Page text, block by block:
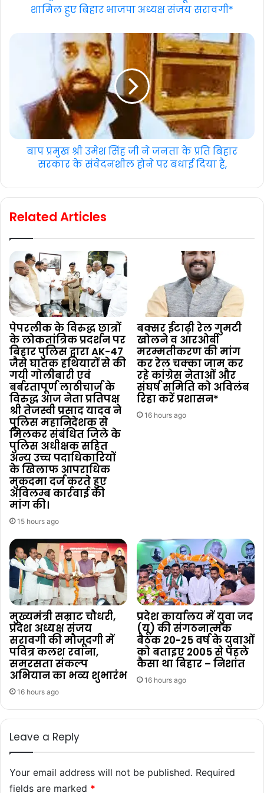
शामिल हुए बिहार भाजपा अध्यक्ष संजय सरावगी*
बाप प्रमुख श्री उमेश सिंह जी ने जनता के प्रति बिहार
सरकार के संवेदनशील होने पर बधाई दिया है,
Related Articles
पेपरलीक के विरुद्ध छात्रों
के लोकतांत्रिक प्रदर्शन पर
बिहार पुलिस द्वारा AK-47
जैसे घातक हथियारों से की
गयी गोलीबारी एवं
बर्बरतापूर्ण लाठीचार्ज के
विरुद्ध आज नेता प्रतिपक्ष
श्री तेजस्वी प्रसाद यादव ने
पुलिस महानिदेशक से
मिलकर संबंधित जिले के
पुलिस अधीक्षक सहित
अन्य उच्च पदाधिकारियों
के खिलाफ आपराधिक
मुकदमा दर्ज करते हुए
अविलम्ब कार्रवाई की
मांग की।
15 hours ago
बक्सर ईटाढ़ी रेल गुमटी
खोलने व आरओबी
मरम्मतीकरण की मांग
कर रेल चक्का जाम कर
रहे कांग्रेस नेताओं और
संघर्ष समिति को अविलंब
रिहा करें प्रशासन*
16 hours ago
मुख्यमंत्री सम्राट चौधरी,
प्रदेश अध्यक्ष संजय
सरावगी की मौजूदगी में
पवित्र कलश रवाना,
समरसता संकल्प
अभियान का भव्य शुभारंभ
16 hours ago
प्रदेश कार्यालय में युवा जद
(यू) की संगठनात्मक
बैठक 20-25 वर्ष के युवाओं
को बताइए 2005 से पहले
कैसा था बिहार – निशांत
16 hours ago
Leave a Reply
Your email address will not be published. Required
fields are marked *